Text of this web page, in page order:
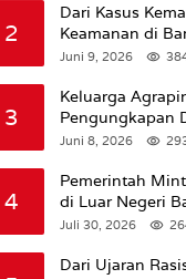
2
Dari Kasus
Keamanan di
Sadsuitubun
Juni 9, 2026
3
Keluarga
Pengungkapan
Pembunuhan,
Juni 8, 2026
4
Pemerintah
di Luar Negeri
Pengangguran
Juli 30, 2026
Dari Ujaran